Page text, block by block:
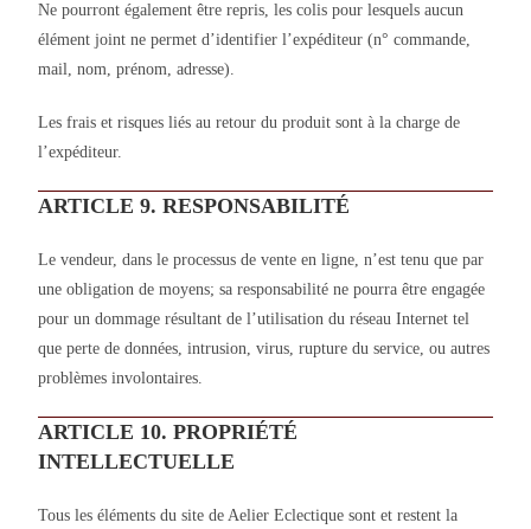
Ne pourront également être repris, les colis pour lesquels aucun
élément joint ne permet d’identifier l’expéditeur (n° commande,
mail, nom, prénom, adresse).
Les frais et risques liés au retour du produit sont à la charge de
l’expéditeur.
ARTICLE 9. RESPONSABILITÉ
Le vendeur, dans le processus de vente en ligne, n’est tenu que par
une obligation de moyens; sa responsabilité ne pourra être engagée
pour un dommage résultant de l’utilisation du réseau Internet tel
que perte de données, intrusion, virus, rupture du service, ou autres
problèmes involontaires.
ARTICLE 10. PROPRIÉTÉ
INTELLECTUELLE
Tous les éléments du site de Aelier Eclectique sont et restent la